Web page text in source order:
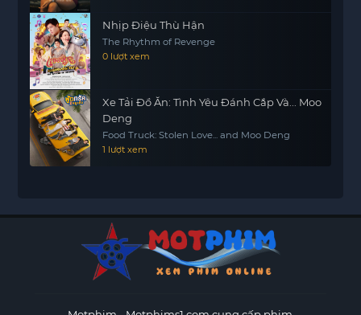
Nhịp Điệu Thù Hận
The Rhythm of Revenge
0 lượt xem
Xe Tải Đồ Ăn: Tình Yêu Đánh Cắp Và... Moo
Deng
Food Truck: Stolen Love... and Moo Deng
1 lượt xem